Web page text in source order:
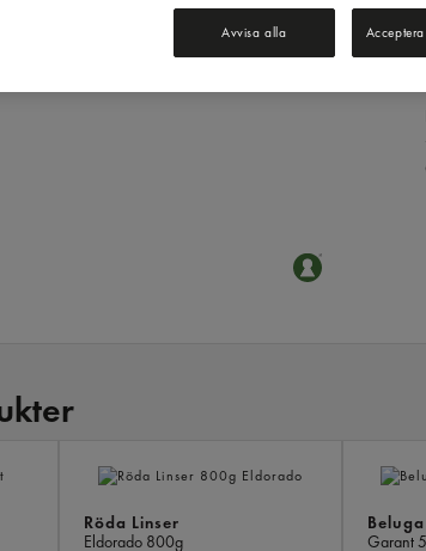
Röda Linser
Eldorado 800g
Garant
Avvisa alla